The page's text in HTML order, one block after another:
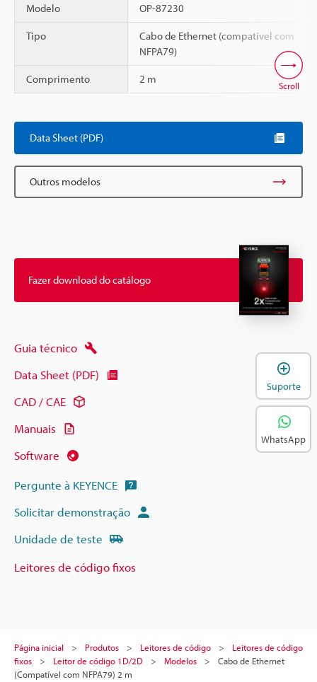
Modelo OP-87230
Tipo
Cabo de Ethernet (compatível com
NFPA79)
Comprimento 2 m Scroll
Data Sheet (PDF)
Outros modelos
Fazer download do catálogo
Guia técnico
Data Sheet (PDF)
CAD / CAE
Manuais
Software
Pergunte à KEYENCE
Solicitar demonstração
Unidade de teste
Leitores de código fixos
Página inicial Produtos Leitores de código
Leitores de código
fixos
Leitor de código 1D/2D Modelos
Cabo de Ethernet
(Compatível com NFPA79) 2 m
Suporte
WhatsApp